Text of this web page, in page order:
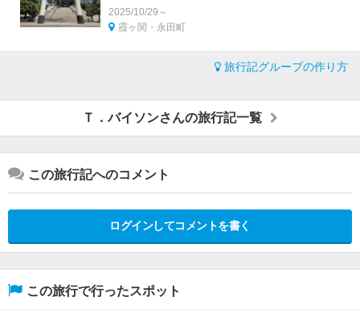
2025/10/29～
霞ヶ関・永田町
旅行記グループの作り方
Ｔ．バイソンさんの旅行記一覧
この旅行記へのコメント
ログインしてコメントを書く
この旅行で行ったスポット